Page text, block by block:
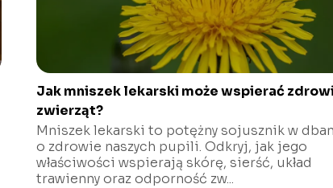
Jak mniszek lekarski może wspierać
zwierząt?
Mniszek lekarski to potężny sojusznik w
o zdrowie naszych pupili. Odkryj, jak jego
właściwości wspierają skórę, sierść, układ
trawienny oraz odporność zw...